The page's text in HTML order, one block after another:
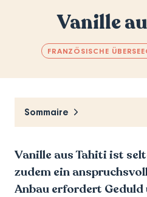
Vanille
FRANZÖSISCHE
Sommaire
Vanille aus Tahiti ist
zudem ein
Anbau erfordert Geduld